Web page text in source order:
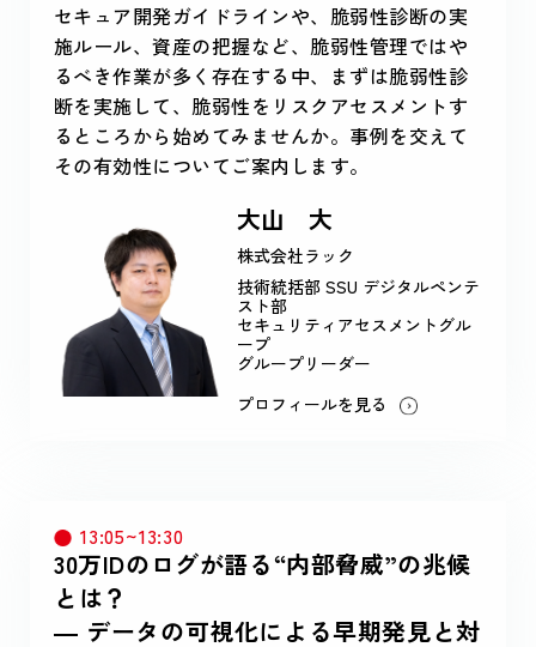
セキュア開発ガイドラインや、脆弱性診断の実
施ルール、資産の把握など、脆弱性管理ではや
るべき作業が多く存在する中、まずは脆弱性診
断を実施して、脆弱性をリスクアセスメントす
るところから始めてみませんか。事例を交えて
その有効性についてご案内します。
大山 大
株式会社ラック
技術統括部 SSU デジタルペンテ
スト部
セキュリティアセスメントグル
ープ
グループリーダー
プロフィールを見る
13:05~13:30
30万IDのログが語る“内部脅威”の兆候
とは？
― データの可視化による早期発見と対